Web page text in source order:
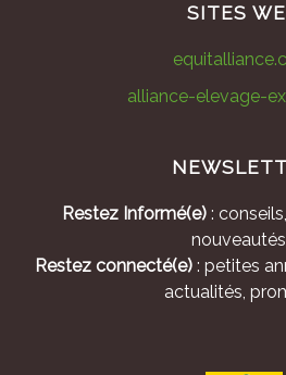
SITES
alliance-elevage-
Restez Informé(e):
Restez connecté(e): petites
actualités,